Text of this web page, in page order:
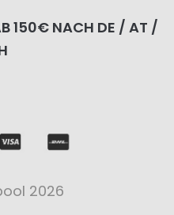
150€ NACH DE / AT /
2026